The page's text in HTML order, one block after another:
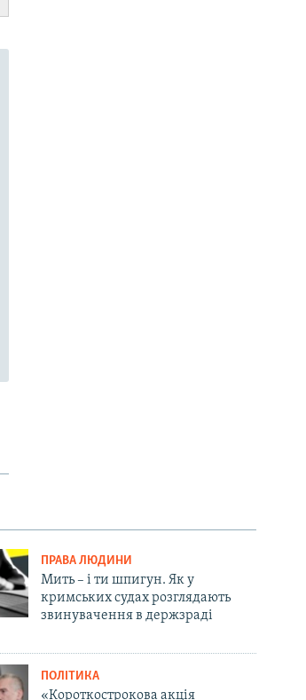
ПРАВА ЛЮДИНИ
Мить – і ти шпигун. Як у
кримських судах розглядають
звинувачення в держзраді
ПОЛІТИКА
«Короткострокова акція